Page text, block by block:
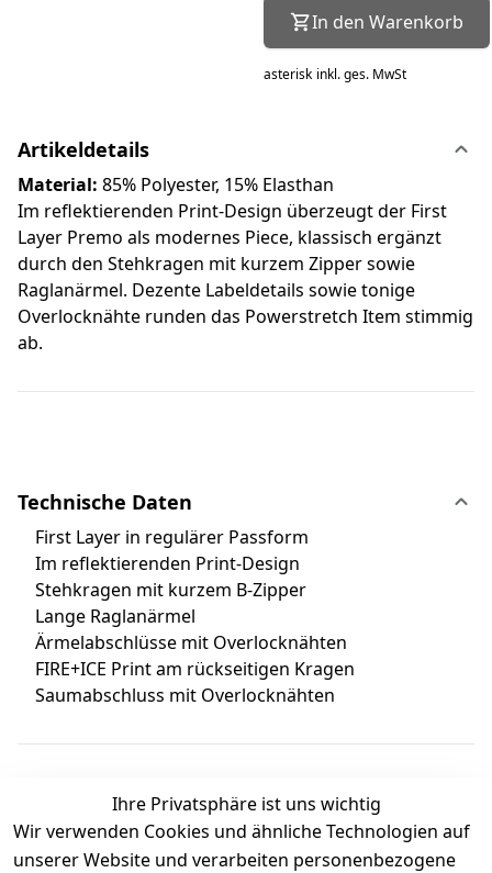
In den Warenkorb
asterisk inkl. ges. MwSt
Artikeldetails
Material: 85% Polyester, 15% Elasthan
Im reflektierenden Print-Design überzeugt der First
Layer Premo als modernes Piece, klassisch ergänzt
durch den Stehkragen mit kurzem Zipper sowie
Raglanärmel. Dezente Labeldetails sowie tonige
Overlocknähte runden das Powerstretch Item stimmig
ab.
Technische Daten
First Layer in regulärer Passform
Im reflektierenden Print-Design
Stehkragen mit kurzem B-Zipper
Lange Raglanärmel
Ärmelabschlüsse mit Overlocknähten
FIRE+ICE Print am rückseitigen Kragen
Saumabschluss mit Overlocknähten
Kundenbewertungen
Ihre Privatsphäre ist uns wichtig
Wir verwenden Cookies und ähnliche Technologien auf
unserer Website und verarbeiten personenbezogene